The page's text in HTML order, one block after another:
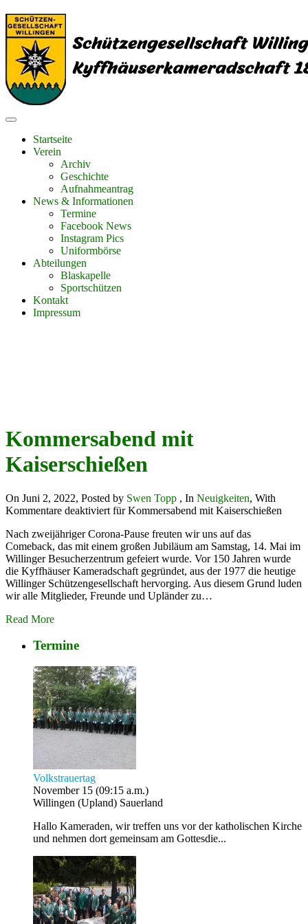
Startseite
Verein
Archiv
Geschichte
Aufnahmeantrag
News & Informationen
Termine
Facebook News
Instagram Pics
Uniformbörse
Abteilungen
Blaskapelle
Sportschützen
Kontakt
Impressum
Kommersabend mit
Kaiserschießen
On Juni 2, 2022, Posted by Swen Topp , In Neuigkeiten, With
Kommentare deaktiviert für Kommersabend mit Kaiserschießen
Nach zweijähriger Corona-Pause freuten wir uns auf das
Comeback, das mit einem großen Jubiläum am Samstag, 14. Mai im
Willinger Besucherzentrum gefeiert wurde. Vor 150 Jahren wurde
die Kyffhäuser Kameradschaft gegründet, aus der 1977 die heutige
Willinger Schützengesellschaft hervorging. Aus diesem Grund luden
wir alle Mitglieder, Freunde und Upländer zu…
Read More
Termine
Volkstrauertag
November 15 (09:15 a.m.)
Willingen (Upland) Sauerland
Hallo Kameraden, wir treffen uns vor der katholischen Kirche
und nehmen dort gemeinsam am Gottesdie...